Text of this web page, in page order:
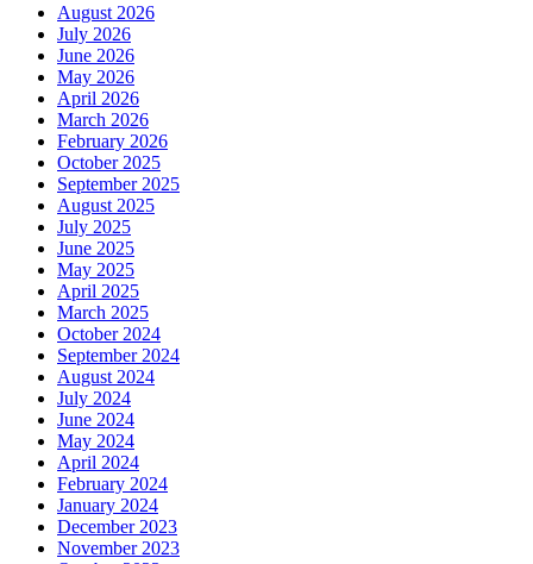
August 2026
July 2026
June 2026
May 2026
April 2026
March 2026
February 2026
October 2025
September 2025
August 2025
July 2025
June 2025
May 2025
April 2025
March 2025
October 2024
September 2024
August 2024
July 2024
June 2024
May 2024
April 2024
February 2024
January 2024
December 2023
November 2023